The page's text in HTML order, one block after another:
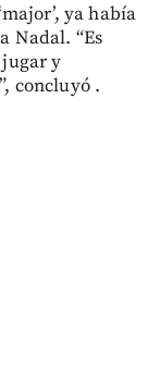
ya había
Nadal. “Es
y
concluyó .